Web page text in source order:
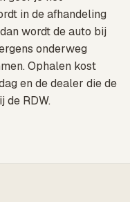
in de afhandeling
wordt de auto bij
onderweg
Ophalen kost
en de dealer die de
RDW.